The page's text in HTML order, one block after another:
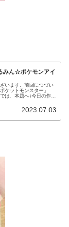
みん☆ポケモンアイ
います。前回につづい
ケットモンスター」
は、本題へ↓今日の作品
2023.07.03